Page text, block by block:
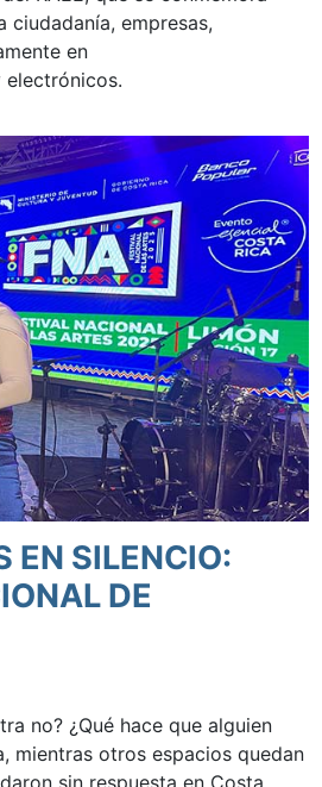
ciudadanía, empresas,
en
electrónicos.
EN SILENCIO:
DE
no? ¿Qué hace que alguien
mientras otros espacios quedan
sin respuesta en Costa